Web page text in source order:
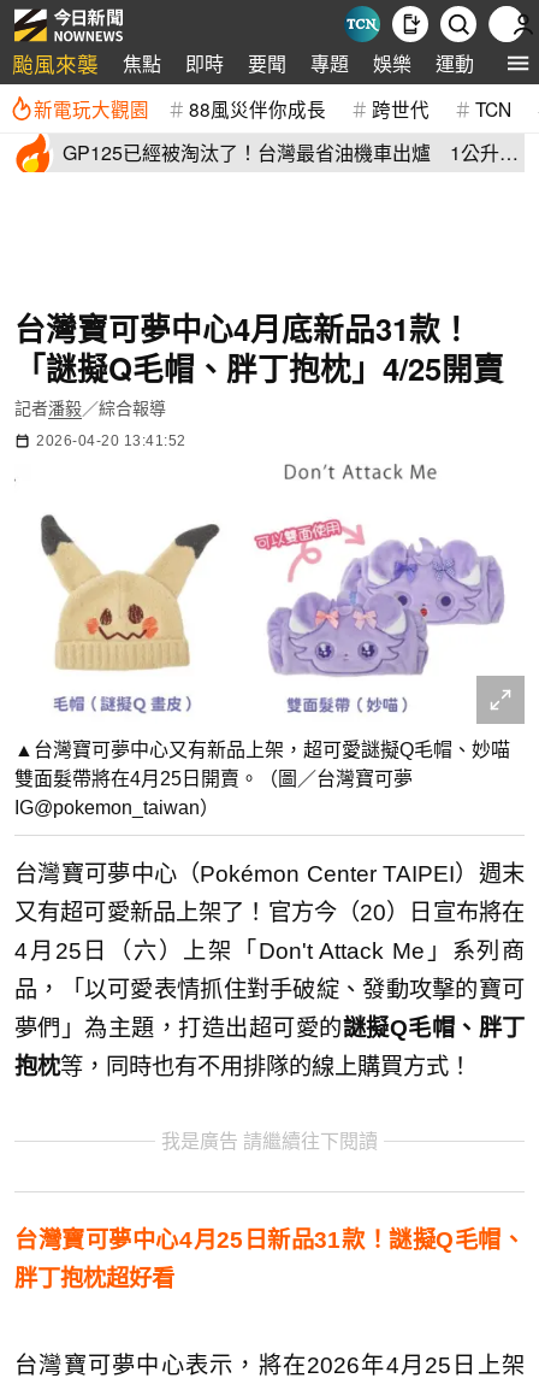
颱風來襲 焦點 即時 要聞 專題 娛樂 運動 全球
新電玩大觀園 88風災伴你成長 跨世代 TCN
GP125已經被淘汰了！台灣最省油機車出爐 1公升油
台灣寶可夢中心4月底新品31款！
「謎擬Q毛帽、胖丁抱枕」4/25開賣
記者潘毅／綜合報導
2026-04-20 13:41:52
▲台灣寶可夢中心又有新品上架，超可愛謎擬Q毛帽、妙喵
雙面髮帶將在4月25日開賣。（圖／台灣寶可夢
IG@pokemon_taiwan）
台灣寶可夢中心（Pokémon Center TAIPEI）週末
又有超可愛新品上架了！官方今（20）日宣布將在
4月25日（六）上架「Don't Attack Me」系列商
品，「以可愛表情抓住對手破綻、發動攻擊的寶可
夢們」為主題，打造出超可愛的謎擬Q毛帽、胖丁
抱枕等，同時也有不用排隊的線上購買方式！
我是廣告 請繼續往下閱讀
台灣寶可夢中心4月25日新品31款！謎擬Q毛帽、
胖丁抱枕超好看
台灣寶可夢中心表示，將在2026年4月25日上架